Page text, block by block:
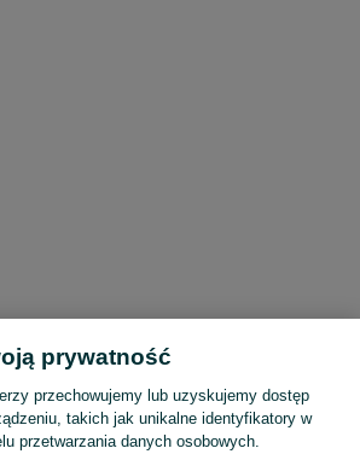
prywatność
przechowujemy lub uzyskujemy dostęp
takich jak unikalne identyfikatory w
przetwarzania danych osobowych.